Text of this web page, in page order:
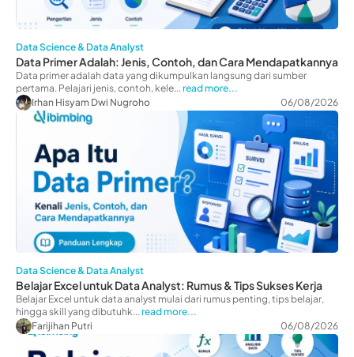
Data Science & Data Analyst
Data Primer Adalah: Jenis, Contoh, dan Cara Mendapatkannya
Data primer adalah data yang dikumpulkan langsung dari sumber
pertama. Pelajari jenis, contoh, kele...read more...
Irhan Hisyam Dwi Nugroho
06/08/2026
Data Science & Data Analyst
Belajar Excel untuk Data Analyst: Rumus & Tips Sukses Kerja
Belajar Excel untuk data analyst mulai dari rumus penting, tips belajar,
hingga skill yang dibutuhk...read more...
Farijihan Putri
06/08/2026